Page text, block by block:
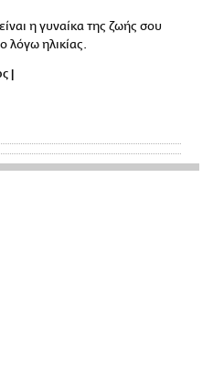
η γυναίκα της ζωής σου
λόγω ηλικίας.
|